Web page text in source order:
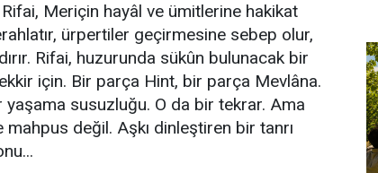
Meriçin hayâl ve ümitlerine hakikat
ürpertiler geçirmesine sebep olur,
Rifai, huzurunda sükûn bulunacak bir
için. Bir parça Hint, bir parça Mevlâna.
susuzluğu. O da bir tekrar. Ama
mahpus değil. Aşkı dinleştiren bir tanrı